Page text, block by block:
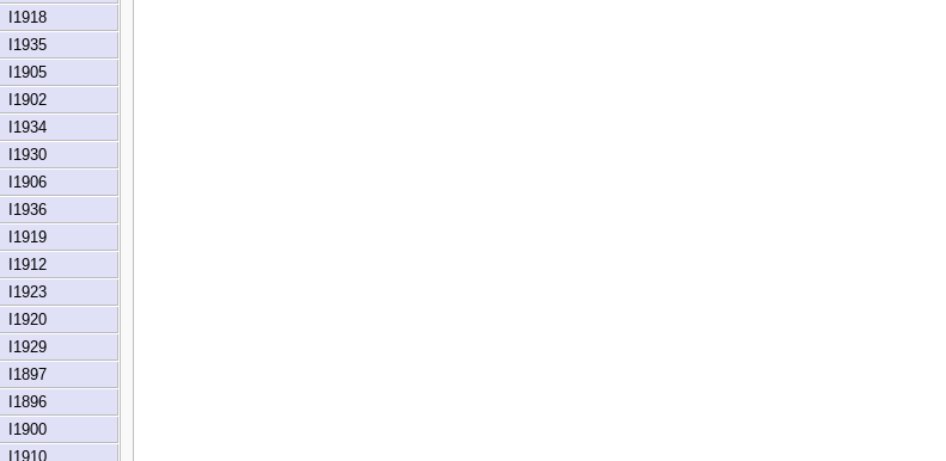
I1918
I1935
I1905
I1902
I1934
I1930
I1906
I1936
I1919
I1912
I1923
I1920
I1929
I1897
I1896
I1900
I1910